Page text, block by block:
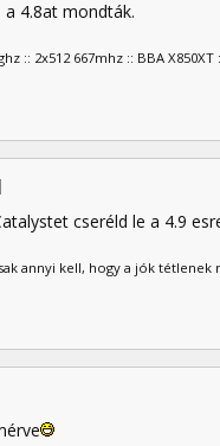
4.8at mondták.
:: 2x512 667mhz :: BBA X850XT
cseréld le a 4.9
annyi kell, hogy a jók tétlenek